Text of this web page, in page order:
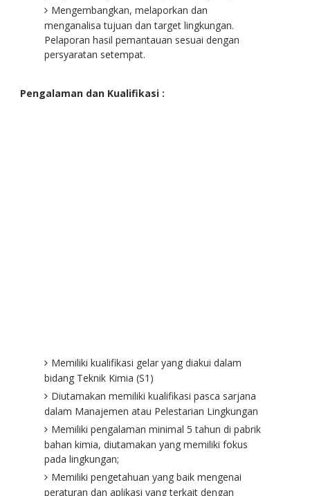
Mengembangkan, melaporkan dan
menganalisa tujuan dan target lingkungan.
Pelaporan hasil pemantauan sesuai dengan
persyaratan setempat.
Pengalaman dan Kualifikasi :
Memiliki kualifikasi gelar yang diakui dalam
bidang Teknik Kimia (S1)
Diutamakan memiliki kualifikasi pasca sarjana
dalam Manajemen atau Pelestarian Lingkungan
Memiliki pengalaman minimal 5 tahun di pabrik
bahan kimia, diutamakan yang memiliki fokus
pada lingkungan;
Memiliki pengetahuan yang baik mengenai
peraturan dan aplikasi yang terkait dengan